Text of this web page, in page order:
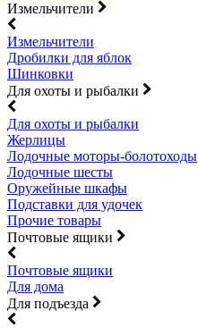
Измельчители
Измельчители
Дробилки для яблок
Шинковки
Для охоты и рыбалки
Для охоты и рыбалки
Жерлицы
Лодочные моторы-болотоходы
Лодочные шесты
Оружейные шкафы
Подставки для удочек
Прочие товары
Почтовые ящики
Почтовые ящики
Для дома
Для подъезда